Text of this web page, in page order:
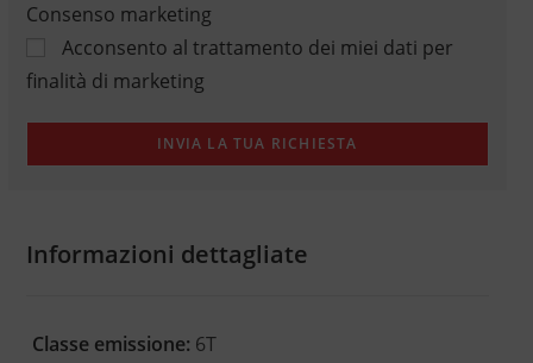
Consenso marketing
Acconsento al trattamento dei miei dati per
finalità di marketing
Informazioni dettagliate
Classe emissione: 6T